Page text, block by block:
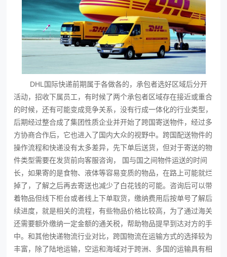
DHL国际快递前期属于各做各的，承包者选好区域后分开
活动，招收下属员工，有时候了两个承包者区域存在接近或重合
的时候，还有可能变成竞争关系，没有行成一体化的行业类型，
后期经过整合成了集团性质企业并开始了跨国寄送物件，经过多
方协商合作后，它也进入了国内大众的视野中。跨国配送物件的
操作流程和快递没有太多差异，先下单后送货，但对于寄送的物
件类型需要在发货前向客服咨询， 国与国之间物件运送的时间
长，如果寄的是食物、液体等容易变质的物品，在路上可能就烂
掉了，了解之后再去寄送也减少了白花钱的可能。咨询后可以带
着物品但线下柜台或者线上下单取货，缴纳费用后按单号了解后
续进度，就是相关的流程，有些物品价格比较高，为了通过海关
还需要额外缴纳一定金额的通关税，帮助物品提早到达对方的手
中。和其他快递物流行业对比，跨国物流在运输方式的选择较为
丰富，除了陆地运输，空运和海域对于跨洲、多国的运输具有相